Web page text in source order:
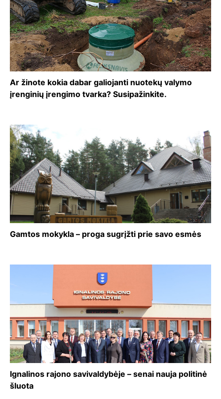
Ar žinote kokia dabar galiojanti nuotekų valymo
įrenginių įrengimo tvarka? Susipažinkite.
Gamtos mokykla – proga sugrįžti prie savo esmės
Ignalinos rajono savivaldybėje – senai nauja politinė
šluota